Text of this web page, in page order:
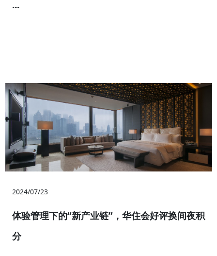
···
2024/07/23
体验管理下的“新产业链”，华住会好评换间夜积
分